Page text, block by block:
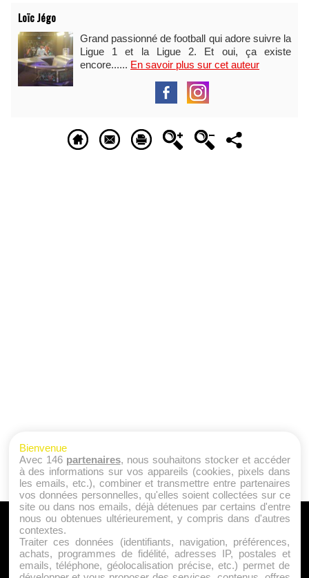
Loïc Jégo
Grand passionné de football qui adore suivre la
Ligue 1 et la Ligue 2. Et oui, ça existe
encore...... En savoir plus sur cet auteur
A PROPOS
Qui sommes nous ?
Mentions Légales
Bienvenue
Avec 146 partenaires, nous souhaitons stocker et accéder
à des informations sur vos appareils (cookies, pixels dans
les emails, etc.), combiner et transmettre entre partenaires
vos données personnelles, qu'elles soient collectées sur ce
site ou dans nos emails, déjà détenues par certains d'entre
nous ou obtenues ultérieurement, y compris dans d'autres
contextes.
Traiter ces données (identifiants, navigation, préférences,
achats, programmes de fidélité, adresses IP, postales et
emails, téléphone, géolocalisation précise, etc.) permet de